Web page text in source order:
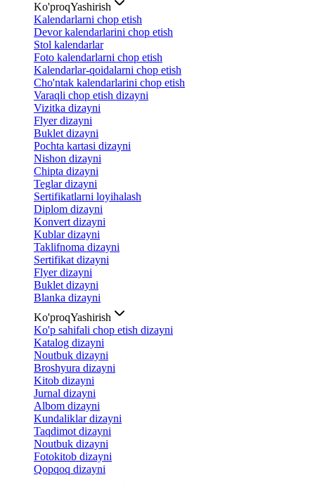
Ko'proqYashirish
Kalendarlarni chop etish
Devor kalendarlarini chop etish
Stol kalendarlar
Foto kalendarlarni chop etish
Kalendarlar-qoidalarni chop etish
Cho'ntak kalendarlarini chop etish
Varaqli chop etish dizayni
Vizitka dizayni
Flyer dizayni
Buklet dizayni
Pochta kartasi dizayni
Nishon dizayni
Chipta dizayni
Teglar dizayni
Sertifikatlarni loyihalash
Diplom dizayni
Konvert dizayni
Kublar dizayni
Taklifnoma dizayni
Sertifikat dizayni
Flyer dizayni
Buklet dizayni
Blanka dizayni
Ko'proqYashirish
Ko'p sahifali chop etish dizayni
Katalog dizayni
Noutbuk dizayni
Broshyura dizayni
Kitob dizayni
Jurnal dizayni
Albom dizayni
Kundaliklar dizayni
Taqdimot dizayni
Noutbuk dizayni
Fotokitob dizayni
Qopqoq dizayni